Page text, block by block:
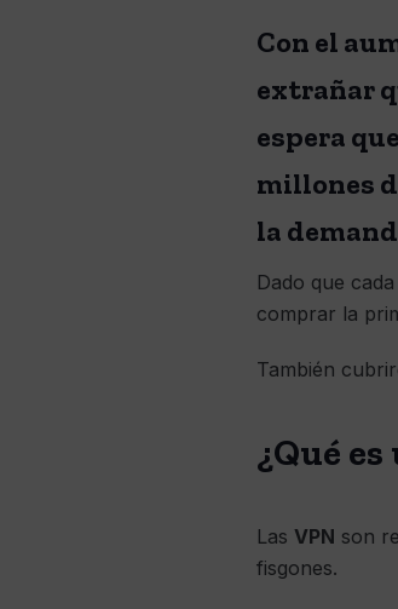
Con el
extrañar
espera
millones
la
Dado que
comprar la
También
¿Qué
Las VPN son
fisgones.